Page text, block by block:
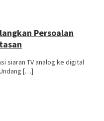
Persoalan
siaran TV analog ke digital
[…]